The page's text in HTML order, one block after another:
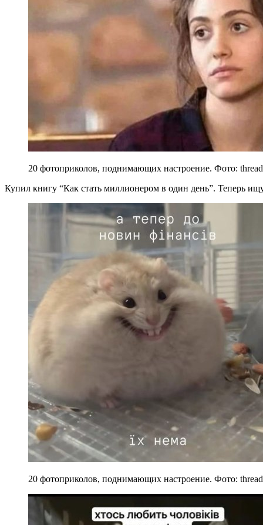
20 фотоприколов, поднимающих настроение. Фото:
Купил книгу “Как стать миллионером в один день”. Теперь
20 фотоприколов, поднимающих настроение. Фото: